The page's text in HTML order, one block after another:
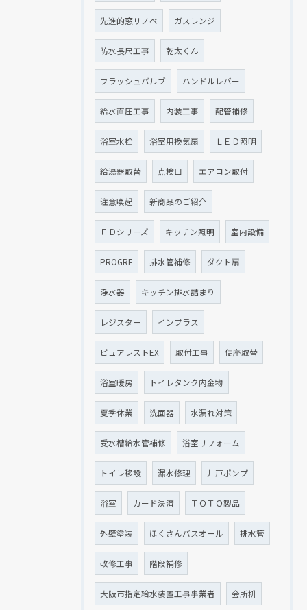
先進的窓リノベ ガスレンジ
防水長尺工事 乾太くん
フラッシュバルブ ハンドルレバー
給水直圧工事 内装工事 配管補修
浴室水栓 浴室用換気扇 ＬＥＤ照明
給湯器取替 点検口 エアコン取付
注意喚起 新商品のご紹介
ＦＤシリーズ キッチン照明 室内設備
PROGRE 排水管補修 ダクト扇
浄水器 キッチン排水詰まり
レジスター インプラス
ピュアレストEX 取付工事 便座取替
浴室暖房 トイレタンク内金物
夏季休業 洗面器 水漏れ対策
受水槽給水管補修 浴室リフォーム
トイレ移設 漏水修理 井戸ポンプ
浴室 カード決済 ＴＯＴＯ製品
外壁塗装 ほくさんバスオール 排水管
改修工事 階段補修
大阪市指定給水装置工事事業者 会所枡